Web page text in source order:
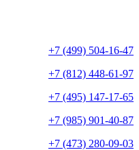
+7 (499) 504-16-47
+7 (812) 448-61-97
+7 (495) 147-17-65
+7 (985) 901-40-87
+7 (473) 280-09-03